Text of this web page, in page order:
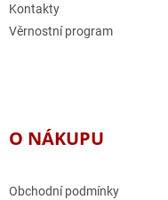
Kontakty
Věrnostní program
O NÁKUPU
Obchodní podmínky